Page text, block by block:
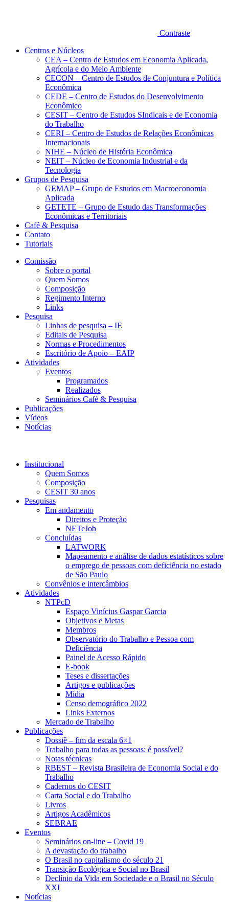
Contraste
Centros e Núcleos
CEA – Centro de Estudos em Economia Aplicada,
Agrícola e do Meio Ambiente
CECON – Centro de Estudos de Conjuntura e Política
Econômica
CEDE – Centro de Estudos do Desenvolvimento
Econômico
CESIT – Centro de Estudos SIndicais e de Economia
do Trabalho
CERI – Centro de Estudos de Relações Econômicas
Internacionais
NIHE – Núcleo de História Econômica
NEIT – Núcleo de Economia Industrial e da
Tecnologia
Grupos de Pesquisa
GEMAP – Grupo de Estudos em Macroeconomia
Aplicada
GETETE – Grupo de Estudo das Transformações
Econômicas e Territoriais
Café & Pesquisa
Contato
Tutoriais
Comissão
Sobre o portal
Quem Somos
Composição
Regimento Interno
Links
Pesquisa
Linhas de pesquisa – IE
Editais de Pesquisa
Normas e Procedimentos
Escritório de Apoio – EAIP
Atividades
Eventos
Programados
Realizados
Seminários Café & Pesquisa
Publicações
Vídeos
Notícias
Institucional
Quem Somos
Composição
CESIT 30 anos
Pesquisas
Em andamento
Direitos e Proteção
NETeJob
Concluídas
LATWORK
Mapeamento e análise de dados estatísticos sobre
o emprego de pessoas com deficiência no estado
de São Paulo
Convênios e intercâmbios
Atividades
NTPcD
Espaço Vinícius Gaspar Garcia
Objetivos e Metas
Membros
Observatório do Trabalho e Pessoa com
Deficiência
Painel de Acesso Rápido
E-book
Teses e dissertações
Artigos e publicações
Mídia
Censo demográfico 2022
Links Externos
Mercado de Trabalho
Publicações
Dossiê – fim da escala 6×1
Trabalho para todas as pessoas: é possível?
Notas técnicas
RBEST – Revista Brasileira de Economia Social e do
Trabalho
Cadernos do CESIT
Carta Social e do Trabalho
Livros
Artigos Acadêmicos
SEBRAE
Eventos
Seminários on-line – Covid 19
A devastação do trabalho
O Brasil no capitalismo do século 21
Transição Ecológica e Social no Brasil
Declínio da Vida em Sociedade e o Brasil no Século
XXI
Notícias